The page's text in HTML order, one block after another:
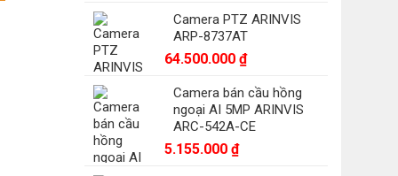
Camera PTZ ARINVIS
ARP-8737AT
64.500.000 ₫
Camera bán cầu hồng
ngoại AI 5MP ARINVIS
ARC-542A-CE
5.155.000 ₫